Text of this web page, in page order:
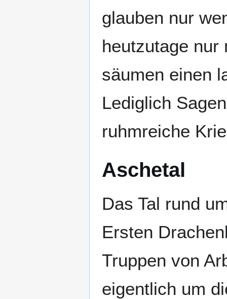
glauben nur
heutzutage nur
säumen einen
Lediglich
ruhmreiche
Aschetal
Das Tal rund
Ersten
Truppen von
eigentlich um